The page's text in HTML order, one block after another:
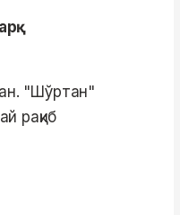
"Шўртан"
рақиб